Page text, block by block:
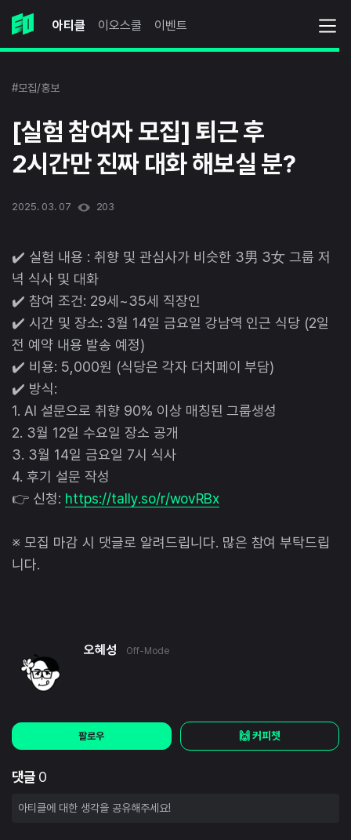
아티클 이오스쿨 이벤트
#모집/홍보
[실험 참여자 모집] 퇴근 후
2시간만 진짜 대화 해보실 분?
2025. 03. 07 203
✔️ 실험 내용 : 취향 및 관심사가 비슷한 3男 3女 그룹 저
녁 식사 및 대화
✔️ 참여 조건: 29세~35세 직장인
✔️ 시간 및 장소: 3월 14일 금요일 강남역 인근 식당 (2일
전 예약 내용 발송 예정)
✔️ 비용: 5,000원 (식당은 각자 더치페이 부담)
✔️ 방식:
1. AI 설문으로 취향 90% 이상 매칭된 그룹생성
2. 3월 12일 수요일 장소 공개
3. 3월 14일 금요일 7시 식사
4. 후기 설문 작성
👉 신청: https://tally.so/r/wovRBx
※ 모집 마감 시 댓글로 알려드립니다. 많은 참여 부탁드립
니다.
오혜성 Off-Mode
팔로우 🙌 커피챗
댓글 0